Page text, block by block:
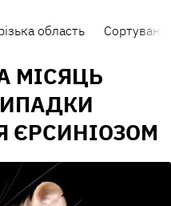
область
МІСЯЦЬ
ЄРСИНІОЗОМ